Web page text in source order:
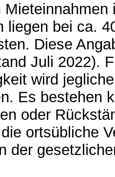
Mieteinnahmen
liegen bei ca.
Diese
Juli 2022).
wird
Es bestehen
oder
ortsübliche
der